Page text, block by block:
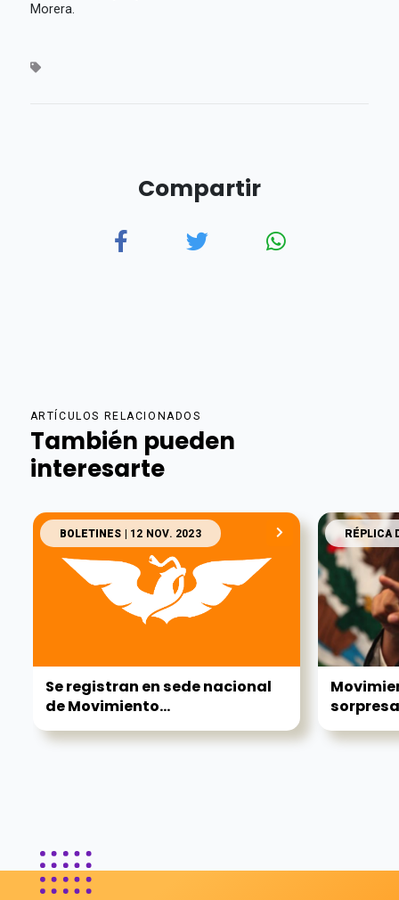
Morera.
Compartir
ARTÍCULOS RELACIONADOS
También pueden
interesarte
BOLETINES | 12 NOV. 2023
Se registran en sede nacional
de Movimiento...
RÉPLICA